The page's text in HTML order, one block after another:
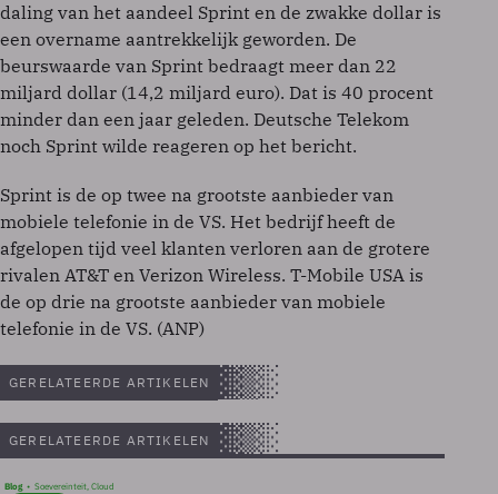
daling van het aandeel Sprint en de zwakke dollar is
een overname aantrekkelijk geworden. De
beurswaarde van Sprint bedraagt meer dan 22
miljard dollar (14,2 miljard euro). Dat is 40 procent
minder dan een jaar geleden. Deutsche Telekom
noch Sprint wilde reageren op het bericht.
Sprint is de op twee na grootste aanbieder van
mobiele telefonie in de VS. Het bedrijf heeft de
afgelopen tijd veel klanten verloren aan de grotere
rivalen AT&T en Verizon Wireless. T-Mobile USA is
de op drie na grootste aanbieder van mobiele
telefonie in de VS. (ANP)
GERELATEERDE ARTIKELEN
GERELATEERDE ARTIKELEN
Blog Soevereinteit, Cloud